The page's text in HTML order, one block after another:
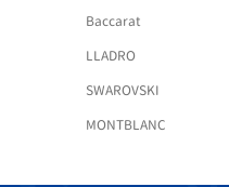
Baccarat
LLADRO
SWAROVSKI
MONTBLANC